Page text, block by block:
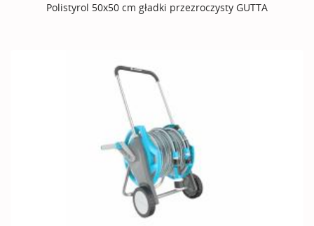
Polistyrol 50x50 cm gładki przezroczysty GUTTA